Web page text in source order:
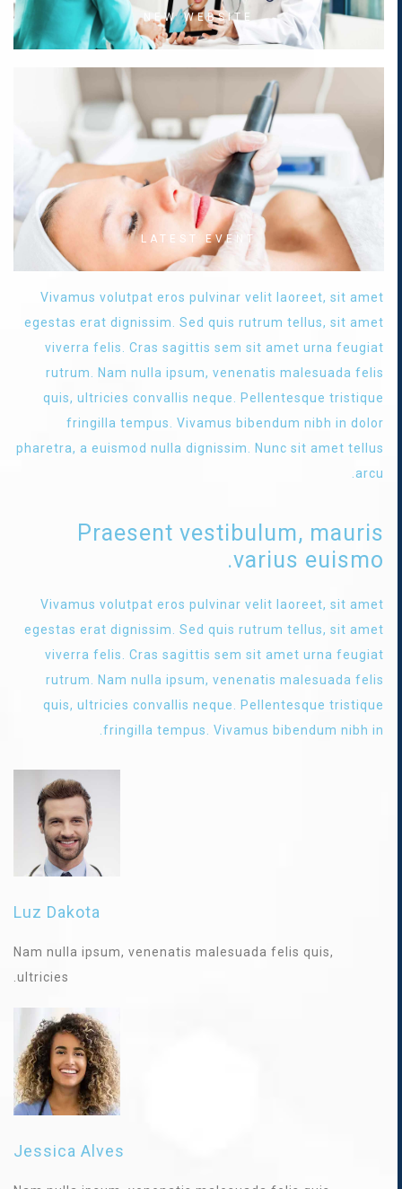
NEW WEBSITE
LATEST EVENT
Vivamus volutpat eros pulvinar velit laoreet, sit amet
egestas erat dignissim. Sed quis rutrum tellus, sit amet
viverra felis. Cras sagittis sem sit amet urna feugiat
rutrum. Nam nulla ipsum, venenatis malesuada felis
quis, ultricies convallis neque. Pellentesque tristique
fringilla tempus. Vivamus bibendum nibh in dolor
pharetra, a euismod nulla dignissim. Nunc sit amet tellus
arcu.
Praesent vestibulum, mauris
varius euismo.
Vivamus volutpat eros pulvinar velit laoreet, sit amet
egestas erat dignissim. Sed quis rutrum tellus, sit amet
viverra felis. Cras sagittis sem sit amet urna feugiat
rutrum. Nam nulla ipsum, venenatis malesuada felis
quis, ultricies convallis neque. Pellentesque tristique
fringilla tempus. Vivamus bibendum nibh in.
Luz Dakota
Nam nulla ipsum, venenatis malesuada felis quis,
ultricies.
Jessica Alves